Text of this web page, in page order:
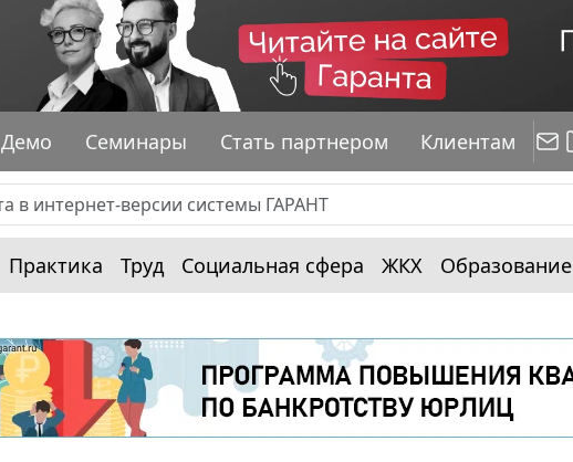
Демо Семинары Стать партнером Клиентам
Практика Труд Социальная сфера ЖКХ Образование